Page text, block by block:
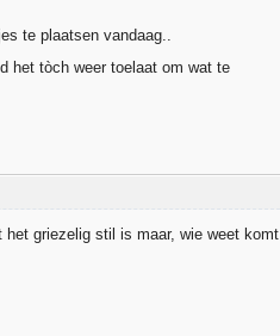
te plaatsen vandaag..
het tòch weer toelaat om wat te
griezelig stil is maar, wie weet komt